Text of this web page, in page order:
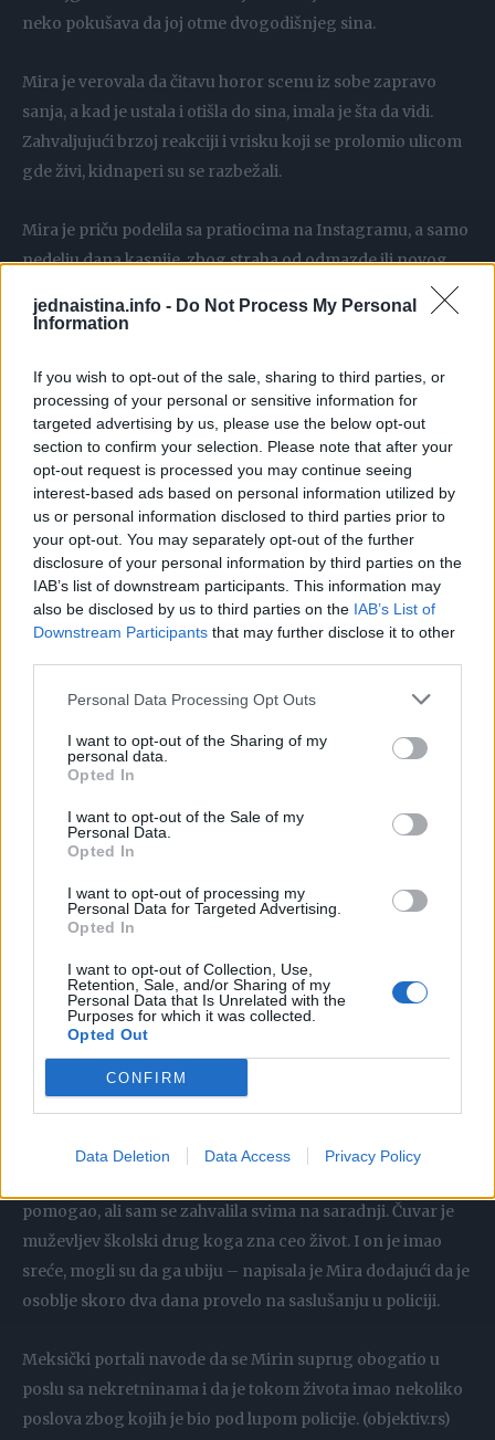
jednaistina.info - Do Not Process My Personal
Information
If you wish to opt-out of the sale, sharing to third parties, or
processing of your personal or sensitive information for
targeted advertising by us, please use the below opt-out
section to confirm your selection. Please note that after your
opt-out request is processed you may continue seeing
interest-based ads based on personal information utilized by
us or personal information disclosed to third parties prior to
your opt-out. You may separately opt-out of the further
disclosure of your personal information by third parties on the
IAB’s list of downstream participants. This information may
also be disclosed by us to third parties on the IAB’s List of
Downstream Participants that may further disclose it to other
Personal Data Processing Opt Outs
I want to opt-out of the Sharing of my
personal data.
Opted In
I want to opt-out of the Sale of my
Personal Data.
Opted In
I want to opt-out of processing my
Personal Data for Targeted Advertising.
Opted In
I want to opt-out of Collection, Use,
Retention, Sale, and/or Sharing of my
Personal Data that Is Unrelated with the
Purposes for which it was collected.
Opted Out
CONFIRM
Data Deletion Data Access Privacy Policy
neko pokušava da joj otme dvogodišnjeg sina.
Mira je verovala da čitavu horor scenu iz sobe zapravo
sanja, a kad je ustala i otišla do sina, imala je šta da vidi.
Zahvaljujući brzoj reakciji i vrisku koji se prolomio ulicom
gde živi, kidnaperi su se razbežali.
Mira je priču podelila sa pratiocima na Instagramu, a samo
nedelju dana kasnije, zbog straha od odmazde ili novog
pokušaja kidnapovanja, odlučila je da obriše sve profile sa
mreža, prenosi portal diario.com.mx.
– Sigurna sam da su me imali na radaru u poslednje vreme
jer mi je suprug bio na poslovnom putu, pa sam bila sama
sa sinom u kući. Postoje neke indicije da je neko od
pomoćnog osoblja kuće učestvovao u ovom pokušaju
otmice, pa smo otpustili čistačice i baštovana. Bila sam
sama sa sinom u kući. Brzo je zaspao u sobi, a ja sam legla
na krevet u dnevnom boravku. Probudio me pseći lavež u
kući pored, ali sam nastavila da spavam. Tada mi se učinilo
da čujem sina u sobi, kao i da se neko vrzma po kući. Mislila
sam da sanjam, ali nisam. Ustala sam i otišla do njega.
sam – napisala je Mira.
Čuvar kuće u kojoj živi ova dobrostojeća Meksikanka bio je
policiju. Pored toga, komšija iz kuće pored istrčao je
napolje s pištoljem preteći naglas.
– Pobegli su preko ograde. Ne znam ni kako su se popeli
i to mi je bilo najvažnije. Policiji sam rekla šta je bilo, čuvara
su isto satima ispitivali da bi se uverili da li je upleten u
pokušaj otmice. Znam samo da su mi rekli da moram da
otpustim obe čistačice i baštovana, jer su imali magnet za
alarm kod sebe, a otmičari su upravo upali u dvorište kuće
samu kuću. Ulazna vrata nisu ni obili, imali su ključ. Odakle
pomogao, ali sam se zahvalila svima na saradnji. Čuvar je
muževljev školski drug koga zna ceo život. I on je imao
sreće, mogli su da ga ubiju – napisala je Mira dodajući da je
osoblje skoro dva dana provelo na saslušanju u policiji.
Meksički portali navode da se Mirin suprug obogatio u
poslu sa nekretninama i da je tokom života imao nekoliko
poslova zbog kojih je bio pod lupom policije. (objektiv.rs)